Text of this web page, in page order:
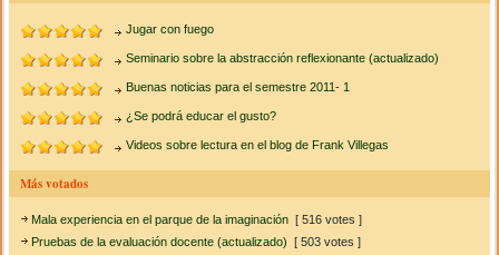
Jugar con fuego
Seminario sobre la abstracción reflexionante (actualizado)
Buenas noticias para el semestre 2011- 1
¿Se podrá educar el gusto?
Videos sobre lectura en el blog de Frank Villegas
Más votados
Mala experiencia en el parque de la imaginación [ 516 votes ]
Pruebas de la evaluación docente (actualizado) [ 503 votes ]